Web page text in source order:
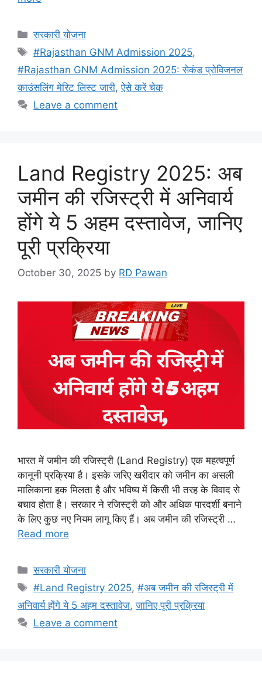
Categories
सरकारी योजना
Tags
#Rajasthan GNM Admission 2025,
#Rajasthan GNM Admission 2025: सेकंड प्रोविजनल
काउंसलिंग मेरिट लिस्ट जारी,ऐसे करें चेक
Leave a comment
Land Registry 2025: अब
जमीन की रजिस्ट्री में अनिवार्य
होंगे ये 5 अहम दस्तावेज, जानिए
पूरी प्रक्रिया
October 30, 2025 by RD Pawan
भारत में जमीन की रजिस्ट्री (Land Registry) एक महत्वपूर्ण
कानूनी प्रक्रिया है। इसके जरिए खरीदार को जमीन का असली
मालिकाना हक मिलता है और भविष्य में किसी भी तरह के विवाद से
बचाव होता है। सरकार ने रजिस्ट्री को और अधिक पारदर्शी बनाने
के लिए कुछ नए नियम लागू किए हैं। अब जमीन की रजिस्ट्री …
Read more
Categories
सरकारी योजना
Tags
#Land Registry 2025,#अब जमीन की रजिस्ट्री में
अनिवार्य होंगे ये 5 अहम दस्तावेज,जानिए पूरी प्रक्रिया
Leave a comment